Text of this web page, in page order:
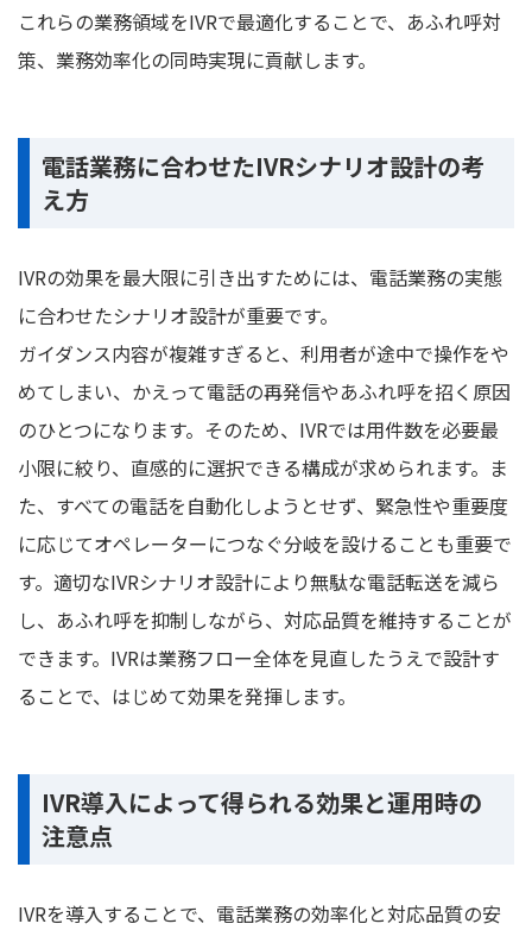
これらの業務領域をIVRで最適化することで、あふれ呼対
策、業務効率化の同時実現に貢献します。
電話業務に合わせたIVRシナリオ設計の考
え方
IVRの効果を最大限に引き出すためには、電話業務の実態
に合わせたシナリオ設計が重要です。
ガイダンス内容が複雑すぎると、利用者が途中で操作をや
めてしまい、かえって電話の再発信やあふれ呼を招く原因
のひとつになります。そのため、IVRでは用件数を必要最
小限に絞り、直感的に選択できる構成が求められます。ま
た、すべての電話を自動化しようとせず、緊急性や重要度
に応じてオペレーターにつなぐ分岐を設けることも重要で
す。適切なIVRシナリオ設計により無駄な電話転送を減ら
し、あふれ呼を抑制しながら、対応品質を維持することが
できます。IVRは業務フロー全体を見直したうえで設計す
ることで、はじめて効果を発揮します。
IVR導入によって得られる効果と運用時の
注意点
IVRを導入することで、電話業務の効率化と対応品質の安